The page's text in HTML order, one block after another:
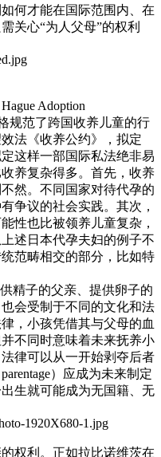
何才能在国际范围内、在
关心“为人父母”的权利
Adoption
规范了跨国收养儿童的行
法《收养公约》，拟定
这样一部国际私法绝非易
养复杂得多。首先，收养
然。不同国家对待代孕的
争议的社会实践。其次，
性也比被领养儿童复杂，
述日本代孕夫妇的例子不
范畴相交的部分，比如特
精子的父亲、提供卵子的
会受制于不同的文化和法
，小孩凭借其与父母的血
不同时意味着未来抚养小
律可以从一开始剥夺后者
）应成为未来制定
生就可能成为无国籍、无
权利。正如拉比诺维茨在